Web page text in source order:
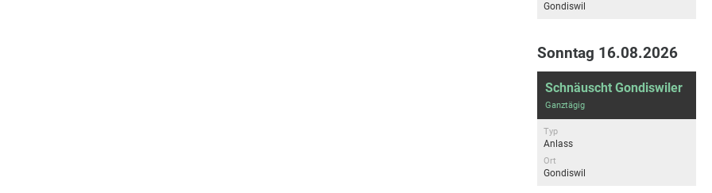
Gondiswil
Sonntag 16.08.2026
Schnäuscht Gondiswiler
Ganztägig
Typ
Anlass
Ort
Gondiswil